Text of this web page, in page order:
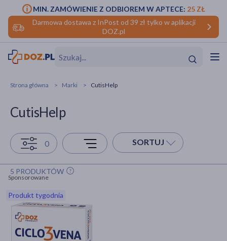
Darmowa dostawa z InPost od 39 zł tylko w aplikacji
DOZ.pl
MIN. ZAMÓWIENIE Z ODBIOREM W APTECE: 25 ZŁ
Hit
Strona główna Marki CutisHelp
CutisHelp
0 SORTUJ
5 PRODUKTÓW
Sponsorowane
Produkt tygodnia